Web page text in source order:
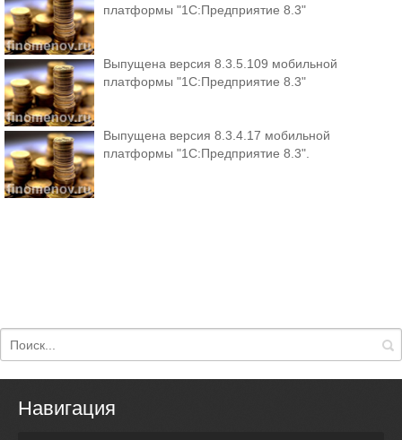
платформы "1С:Предприятие 8.3"
Выпущена версия 8.3.5.109 мобильной
платформы "1С:Предприятие 8.3"
Выпущена версия 8.3.4.17 мобильной
платформы "1С:Предприятие 8.3".
Навигация